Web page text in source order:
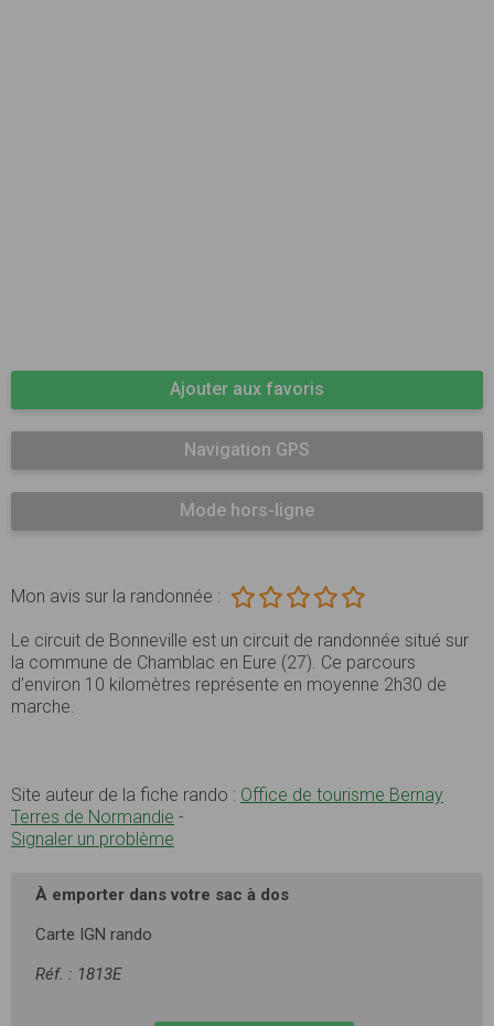
Ajouter aux favoris
Navigation GPS
Mode hors-ligne
Mon avis sur la randonnée :
Le circuit de Bonneville est un circuit de randonnée situé sur
la commune de Chamblac en Eure (27). Ce parcours
d’environ 10 kilomètres représente en moyenne 2h30 de
marche.
Site auteur de la fiche rando : Office de tourisme Bernay
Terres de Normandie -
Signaler un problème
À emporter dans votre sac à dos
Carte IGN rando
Réf. : 1813E